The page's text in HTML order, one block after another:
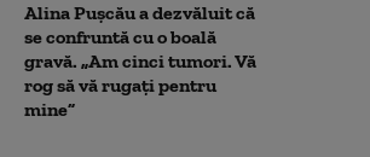
Alina Pușcău a dezvăluit că
se confruntă cu o boală
gravă. „Am cinci tumori. Vă
rog să vă rugați pentru
mine”